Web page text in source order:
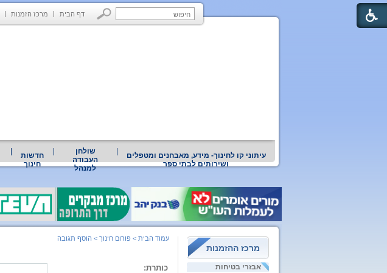
דף הבית מרכז הזמנות
עיתוני קו לחינוך- מידע, מאבחנים ומטפלים
ושירותים לבתי ספר
שולחן
העבודה
למנהל
חדשות
חינוך
מרכז ההזמנות
אבזרי בטיחות
עמוד הבית > פורום חינוך > הוסף תגובה
כותרת: